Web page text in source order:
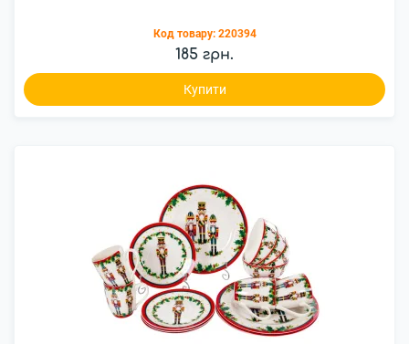
Код товару: 220394
185 грн.
Купити